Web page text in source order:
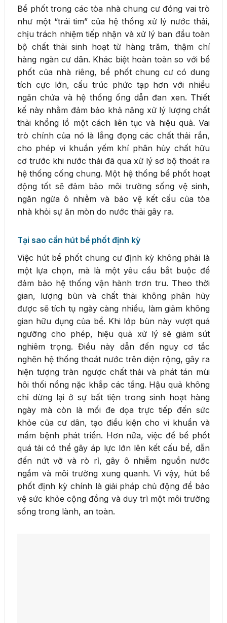
Bể phốt trong các tòa nhà chung cư đóng vai trò
như một “trái tim” của hệ thống xử lý nước thải,
chịu trách nhiệm tiếp nhận và xử lý ban đầu toàn
bộ chất thải sinh hoạt từ hàng trăm, thậm chí
hàng ngàn cư dân. Khác biệt hoàn toàn so với bể
phốt của nhà riêng, bể phốt chung cư có dung
tích cực lớn, cấu trúc phức tạp hơn với nhiều
ngăn chứa và hệ thống ống dẫn đan xen. Thiết
kế này nhằm đảm bảo khả năng xử lý lượng chất
thải khổng lồ một cách liên tục và hiệu quả. Vai
trò chính của nó là lắng đọng các chất thải rắn,
cho phép vi khuẩn yếm khí phân hủy chất hữu
cơ trước khi nước thải đã qua xử lý sơ bộ thoát ra
hệ thống cống chung. Một hệ thống bể phốt hoạt
động tốt sẽ đảm bảo môi trường sống vệ sinh,
ngăn ngừa ô nhiễm và bảo vệ kết cấu của tòa
nhà khỏi sự ăn mòn do nước thải gây ra.
Tại sao cần hút bể phốt định kỳ
Việc hút bể phốt chung cư định kỳ không phải là
một lựa chọn, mà là một yêu cầu bắt buộc để
đảm bảo hệ thống vận hành trơn tru. Theo thời
gian, lượng bùn và chất thải không phân hủy
được sẽ tích tụ ngày càng nhiều, làm giảm không
gian hữu dụng của bể. Khi lớp bùn này vượt quá
ngưỡng cho phép, hiệu quả xử lý sẽ giảm sút
nghiêm trọng. Điều này dẫn đến nguy cơ tắc
nghẽn hệ thống thoát nước trên diện rộng, gây ra
hiện tượng tràn ngược chất thải và phát tán mùi
hôi thối nồng nặc khắp các tầng. Hậu quả không
chỉ dừng lại ở sự bất tiện trong sinh hoạt hàng
ngày mà còn là mối đe dọa trực tiếp đến sức
khỏe của cư dân, tạo điều kiện cho vi khuẩn và
mầm bệnh phát triển. Hơn nữa, việc để bể phốt
quá tải có thể gây áp lực lớn lên kết cấu bể, dẫn
đến nứt vỡ và rò rỉ, gây ô nhiễm nguồn nước
ngầm và môi trường xung quanh. Vì vậy, hút bể
phốt định kỳ chính là giải pháp chủ động để bảo
vệ sức khỏe cộng đồng và duy trì một môi trường
sống trong lành, an toàn.